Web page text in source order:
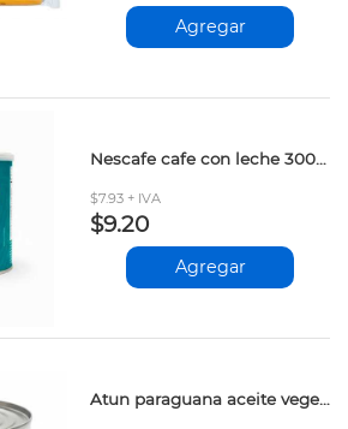
Agregar
Nescafe cafe con leche 300gr 12501811
$7.93 + IVA
$9.20
Agregar
Atun paraguana aceite vegetal 184gr